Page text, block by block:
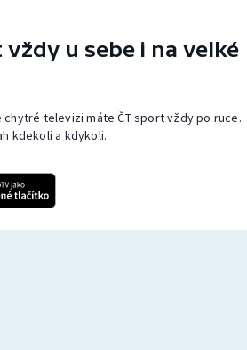
u sebe i na velké
chytré televizi máte ČT sport vždy po ruce.
kdekoli a kdykoli.